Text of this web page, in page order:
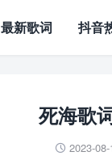
最新歌词 抖音
死海歌
 2023-08-